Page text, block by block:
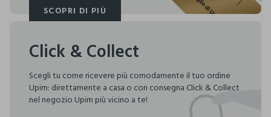
SCOPRI DI PIÙ
SCOPRI DI PIÙ
Click & Collect
Scegli tu come ricevere più comodamente il tuo ordine
Upim: direttamente a casa o con consegna Click & Collect
nel negozio Upim più vicino a te!